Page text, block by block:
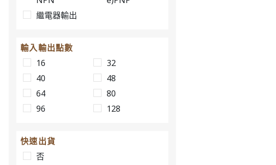
繼電器輸出
輸入輸出點數
16
32
40
48
64
80
96
128
快速出貨
否